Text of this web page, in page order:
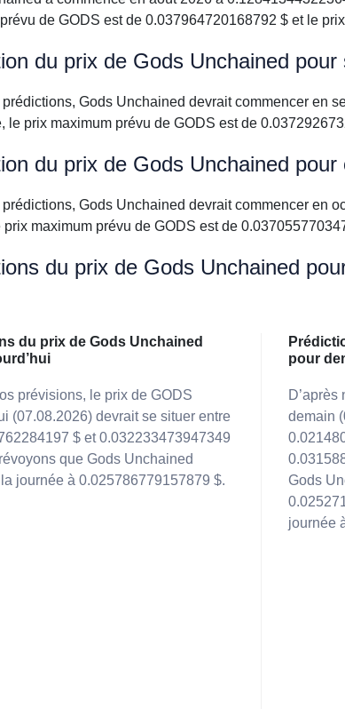
de GODS est de 0.037964720168792 $ et le
du prix de Gods Unchained
Gods Unchained devrait commencer en
le prix maximum prévu de GODS est de
du prix de Gods Unchained pour
Gods Unchained devrait commencer en
prix maximum prévu de GODS est de
du prix de Gods Unchained
du prix de Gods Unchained
prévisions, le prix de GODS
(07.08.2026) devrait se situer entre
$ et 0.032233473947349
que Gods Unchained
journée à 0.025786779157879 $.
pour
demain
Gods
journée